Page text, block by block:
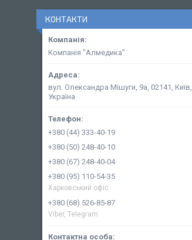
КОНТАКТИ
Компанія "Алмедика"
вул. Олександра Мішуги, 9а, 02141, Київ,
Україна
+380 (44) 333-40-19
+380 (50) 248-40-10
+380 (67) 248-40-04
+380 (95) 110-54-35
Харковський офіс
+380 (68) 526-85-87
Viber, Telegram